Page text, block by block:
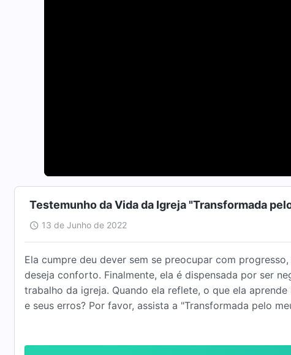
Testemunho da Vida da Igreja "Transformada
13 de Junho de 2022
Ela cumpre deu dever sem se preocupar com
deseja conforto. Finalmente, ela é dispensada por ser
trabalho da igreja. Quando ela reflete, o que ela
e seus erros? Por favor, assista a "Transformada pelo